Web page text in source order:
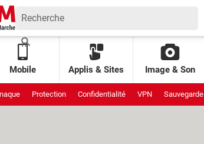
Mobile Applis & Sites Image & Son
Protection Confidentialité VPN Sauvegarde